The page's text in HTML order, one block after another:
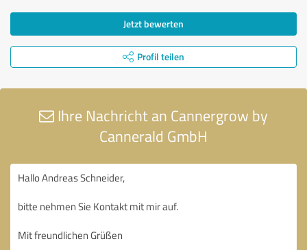
Jetzt bewerten
Profil teilen
Ihre Nachricht an Cannergrow by
Cannerald GmbH